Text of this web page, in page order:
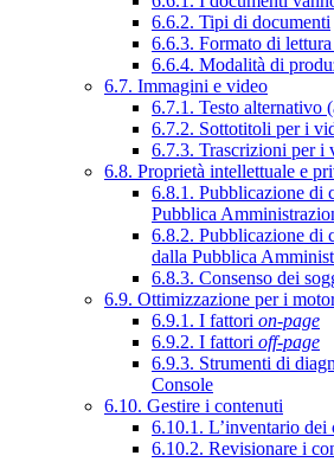
6.6.2. Tipi di documenti
6.6.3. Formato di
6.6.4. Modalità di
6.7. Immagini e video
6.7.1. Testo alternativo
6.7.2. Sottotitoli per i
6.7.3. Trascrizioni per i
6.8. Proprietà intellettuale e
6.8.1. Pubblicazione di
Pubblica
6.8.2. Pubblicazione di
dalla Pubblica
6.8.3. Consenso dei
6.9. Ottimizzazione per i
6.9.1. I fattori on-page
6.9.2. I fattori off-page
6.9.3. Strumenti di
Console
6.10. Gestire i contenuti
6.10.1. L’inventario dei
6.10.2. Revisionare i